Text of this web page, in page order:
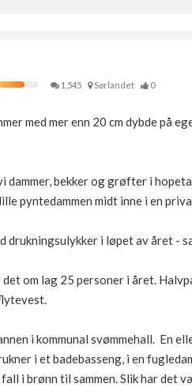
1,545 Sørlandet 0
med mer enn 20 cm dybde på
dammer, bekker og grøfter i
pyntedammen midt inne i en
drukningsulykker i løpet av året -
om lag 25 personer i året.
i kommunal svømmehall. En
i et badebasseng, i en
i brønn til sammen. Slik har det